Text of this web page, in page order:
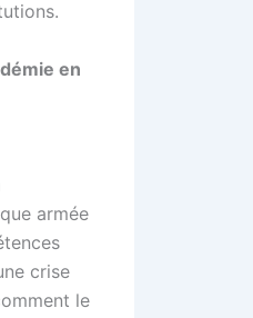
en
armée
crise
le